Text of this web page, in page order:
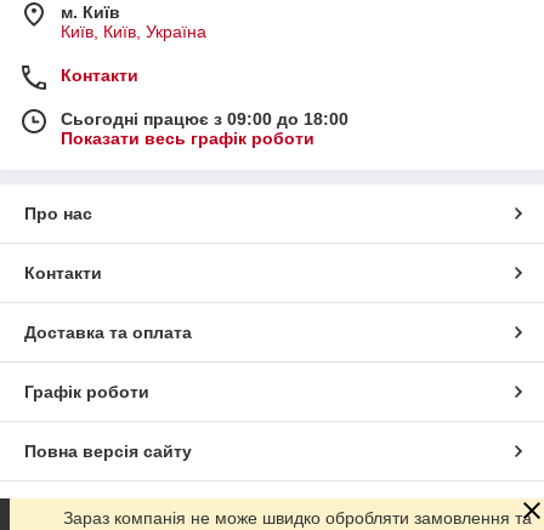
м. Київ
Київ, Київ, Україна
Контакти
Сьогодні працює з 09:00 до 18:00
Показати весь графік роботи
Про нас
Контакти
Доставка та оплата
Графік роботи
Повна версія сайту
Сайт створено на маркетплейсі Prom.ua
Зараз компанія не може швидко обробляти замовлення та